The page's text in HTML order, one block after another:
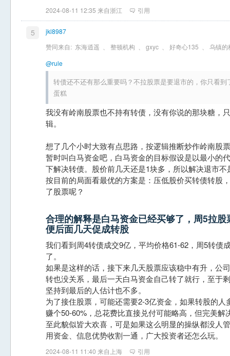
2024-08-11 12:35 来自浙江 引用
5
jkl8987
赞同来自: 东海逍遥 整顿机构 gxyc 好奇心135
乌镇的
@rule
转债还不还有那么重要吗？不拉股票是要退市的，你只看
蛋糕
我没有岭南股票也不持有转债，没有你说的那块糖，
辑。
想了几个小时大致有点思路，按逻辑推断炒作岭南股
暂时叫白马资金吧，白马资金的目标假设是以最小的
下解决转债。股价前几天还是1块多，所以解决退市不
按目前的局面看最优的方案是：压低股价买转债转股
了股票呢？
合理的解释是白马资金已经买够了，周5拉
便后面几天促成转股
我们看到周4转债成交9亿，平均价格61-62，周5转债
了。
如果是这样的话，接下来几天股票应该稳中有升，公
转也没关系，最后一天白马资金自己转了就行，至于
坚持到最后的人估计也不多。
为了接住股票，可能还需要2-3亿资金，如果转股的
赚个50-60%，总花费比直接兑付可能略高，但完美解
至此貌似皆大欢喜，可是如果这么明显的操纵都没人
用资金、信息优势收割一通，广大投资者还怎么玩。
2024-08-11 11:40 来自上海 引用